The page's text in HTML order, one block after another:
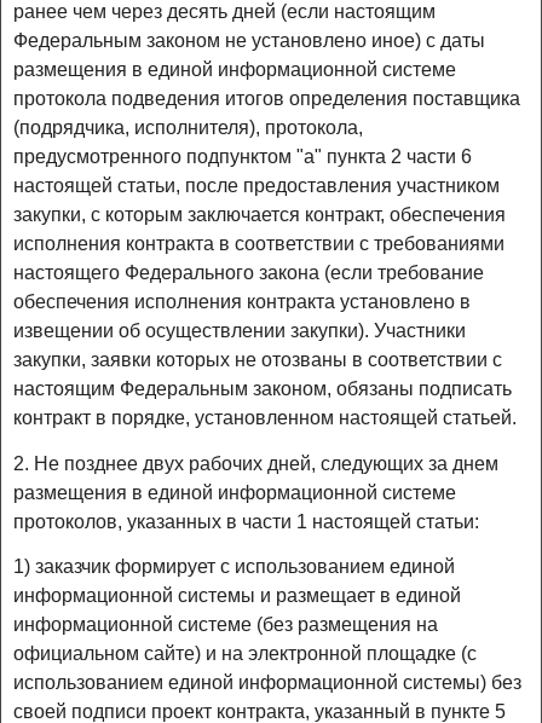
ранее чем через десять дней (если настоящим
Федеральным законом не установлено иное) с даты
размещения в единой информационной системе
протокола подведения итогов определения поставщика
(подрядчика, исполнителя), протокола,
предусмотренного подпунктом "а" пункта 2 части 6
настоящей статьи, после предоставления участником
закупки, с которым заключается контракт, обеспечения
исполнения контракта в соответствии с требованиями
настоящего Федерального закона (если требование
обеспечения исполнения контракта установлено в
извещении об осуществлении закупки). Участники
закупки, заявки которых не отозваны в соответствии с
настоящим Федеральным законом, обязаны подписать
контракт в порядке, установленном настоящей статьей.
2. Не позднее двух рабочих дней, следующих за днем
размещения в единой информационной системе
протоколов, указанных в части 1 настоящей статьи:
1) заказчик формирует с использованием единой
информационной системы и размещает в единой
информационной системе (без размещения на
официальном сайте) и на электронной площадке (с
использованием единой информационной системы) без
своей подписи проект контракта, указанный в пункте 5